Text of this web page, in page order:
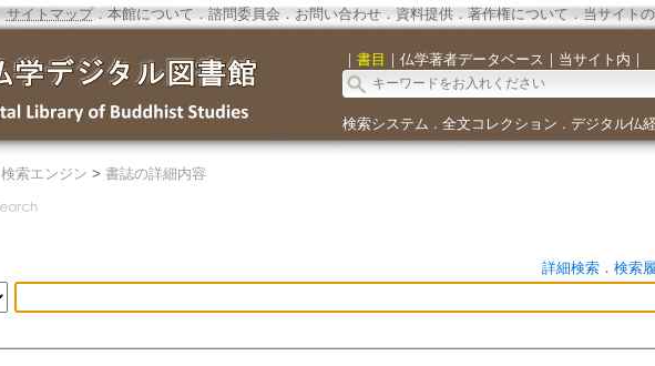
サイトマップ．本館について ． 諮問委員会． お問い合わせ． 資料提供． 著作権について．当サイト
｜ 書目 ｜ 仏学著者データベース ｜ 当サイト内 ｜
検索システム ． 全文コレクション ． デジタル仏
検索エンジン > 書誌の詳細内容
詳細検索． 検索